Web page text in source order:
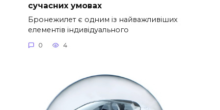
сучасних умовах
Бронежилет є одним із найважливіших
елементів індивідуального
0 4